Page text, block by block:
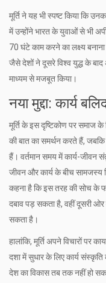
मूर्ति ने यह भी स्पष्ट किया कि
में उन्होंने भारत के युवाओं से भी
70 घंटे काम करने का लक्ष्य बनाना
जैसे देशों ने दूसरे विश्व युद्ध के
माध्यम से मजबूत किया।
नया मुद्दा: कार्य
मूर्ति के इस दृष्टिकोण पर समाज के
की बात का समर्थन करते हैं,
हैं। वर्तमान समय में कार्य-जीवन
जीवन और कार्य के बीच सामजस्य
कहना है कि इस तरह की सोच के
दबाव पड़ सकता है, वहीं दूसरी
सकता है।
हालांकि, मूर्ति अपने विचारों पर
दशा में सुधार के लिए कार्य
देश का विकास तब तक नहीं हो